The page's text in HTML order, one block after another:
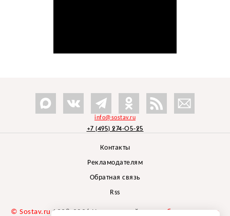
info@sostav.ru
+7 (495) 274-05-25
Контакты
Рекламодателям
Обратная связь
Rss
© Sostav.ru 1998-2026 Независимый проектбрендингового